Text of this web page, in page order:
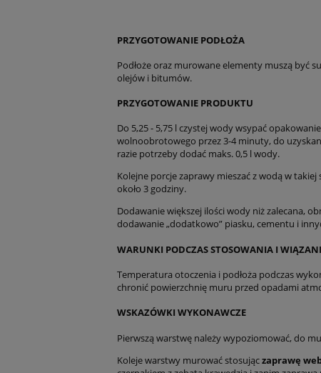
PRZYGOTOWANIE PODŁOŻA
Podłoże oraz murowane elementy muszą być
olejów i bitumów.
PRZYGOTOWANIE PRODUKTU
Do 5,25 - 5,75 l czystej wody wsypać
wolnoobrotowego przez 3-4 minuty, do
razie potrzeby dodać maks. 0,5 l wody.
Kolejne porcje zaprawy mieszać z wodą w
około 3 godziny.
Dodawanie większej ilości wody niż zalecana,
dodawanie „dodatkowo” piasku, cementu i
WARUNKI PODCZAS STOSOWANIA I
Temperatura otoczenia i podłoża podczas
chronić powierzchnię muru przed opadami
WSKAZÓWKI WYKONAWCZE
Pierwszą warstwę należy wypoziomować, do
Koleje warstwy murować stosujączaprawę